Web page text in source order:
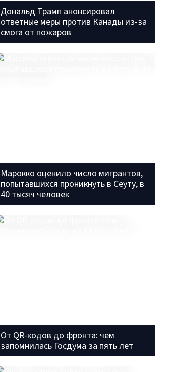
Дональд Трамп анонсировал
ответные меры против Канады из-за
смога от пожаров
Марокко оценило число мигрантов,
попытавшихся проникнуть в Сеуту, в
40 тысяч человек
От QR-кодов до фронта: чем
запомнилась Госдума за пять лет